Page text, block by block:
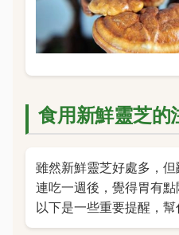
食用新鮮靈芝的
雖然新鮮靈芝好處多，
連吃一週後，覺得胃有點
以下是一些重要提醒，幫